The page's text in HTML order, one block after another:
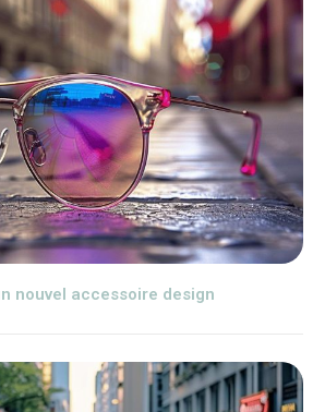
nouvel accessoire design